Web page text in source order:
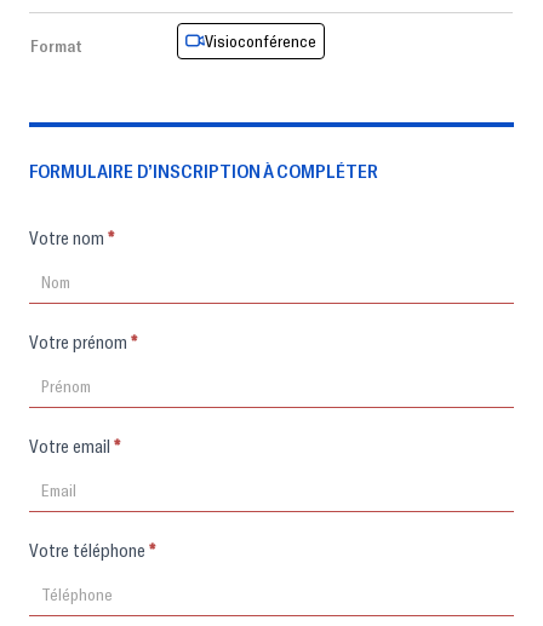
Format Visioconférence
FORMULAIRE D’INSCRIPTION À COMPLÉTER
Formulaire
Votre nom *
Votre prénom *
Votre email *
Votre téléphone *